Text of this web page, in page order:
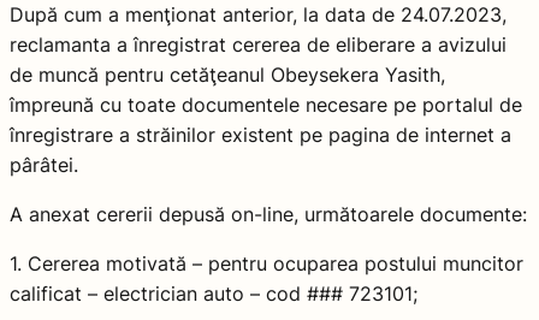
După cum a menţionat anterior, la data de 24.07.2023,
reclamanta a înregistrat cererea de eliberare a avizului
de muncă pentru cetăţeanul Obeysekera Yasith,
împreună cu toate documentele necesare pe portalul de
înregistrare a străinilor existent pe pagina de internet a
pârâtei.
A anexat cererii depusă on-line, următoarele documente:
1. Cererea motivată – pentru ocuparea postului muncitor
calificat – electrician auto – cod ### 723101;